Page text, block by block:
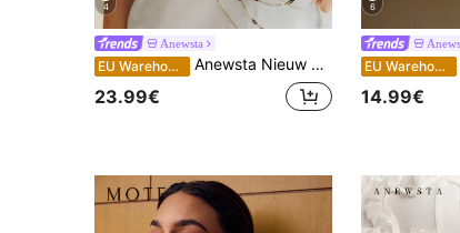
4
Anewsta
EU Warehouse Anewsta Nieuw Casual Vakantie T-shirt met Ronde Hals en Korte Mouwen, 100% Katoen, met Pailletten Geborduurde Kwallenprint voor Dames
23.99€
6
EU Warehouse
14.99€